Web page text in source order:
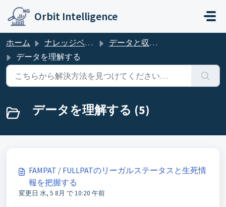
メインコンテンツに移動
Orbit Intelligence
ホーム ナレッジベース
データと収録範囲
データを理解する
データを理解する (5)
FAMPAT / FULLPATのリーガルステータスと生死情
報を把握する
変更日 水, 5 8月 で 10:20 午前